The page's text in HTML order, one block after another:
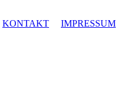
KONTAKT IMPRESSUM